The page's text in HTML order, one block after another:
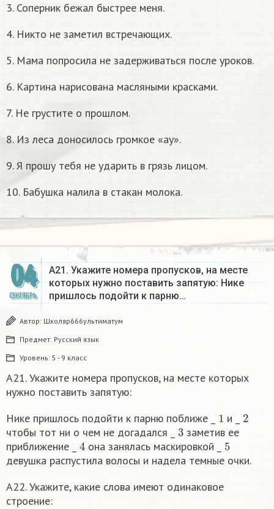
3. Соперник бежал быстрее меня.
4. Никто не заметил встречающих.
5. Мама попросила не задерживаться после уроков.
6. Картина нарисована масляными красками.
7. Не грустите о прошлом.
8. Из леса доносилось громкое «ау».
9. Я прошу тебя не ударить в грязь лицом.
10. Бабушка налила в стакан молока.
04
СЕНТЯБРЬ
А21. Укажите номера пропусков, на месте
которых нужно поставить запятую: Нике
пришлось подойти к парню…
Автор: Школяр666ультиматум
Предмет: Русский язык
Уровень: 5 - 9 класс
А21. Укажите номера пропусков, на месте которых
нужно поставить запятую:
Нике пришлось подойти к парню поближе _
1 и _ 2
чтобы тот ни о чем не догадался _ 3заметив ее
приближение _
4 она занялась маскировкой _ 5
девушка распустила волосы и надела темные очки.
А22. Укажите, какие слова имеют одинаковое
строение: